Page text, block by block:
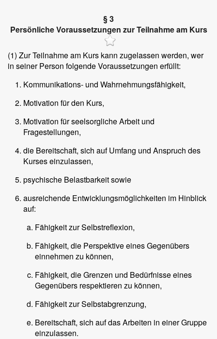
§ 3
Persönliche Voraussetzungen zur Teilnahme am Kurs
(1) Zur Teilnahme am Kurs kann zugelassen werden, wer
in seiner Person folgende Voraussetzungen erfüllt:
Kommunikations- und Wahrnehmungsfähigkeit,
Motivation für den Kurs,
Motivation für seelsorgliche Arbeit und
Fragestellungen,
die Bereitschaft, sich auf Umfang und Anspruch des
Kurses einzulassen,
psychische Belastbarkeit sowie
ausreichende Entwicklungsmöglichkeiten im Hinblick
auf:
Fähigkeit zur Selbstreflexion,
Fähigkeit, die Perspektive eines Gegenübers
einnehmen zu können,
Fähigkeit, die Grenzen und Bedürfnisse eines
Gegenübers respektieren zu können,
Fähigkeit zur Selbstabgrenzung,
Bereitschaft, sich auf das Arbeiten in einer Gruppe
einzulassen.